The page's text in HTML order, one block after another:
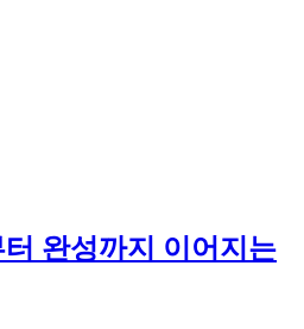
완성까지 이어지는